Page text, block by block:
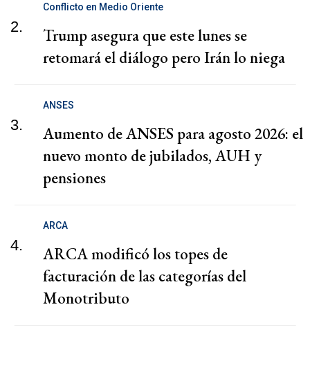
2.
Conflicto en Medio Oriente
Trump asegura que este lunes se
retomará el diálogo pero Irán lo niega
3.
ANSES
Aumento de ANSES para agosto 2026: el
nuevo monto de jubilados, AUH y
pensiones
4.
ARCA
ARCA modificó los topes de
facturación de las categorías del
Monotributo